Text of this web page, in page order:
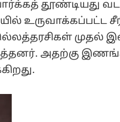
தூண்டியது
உருவாக்கப்பட்ட
முதல்
அதற்கு